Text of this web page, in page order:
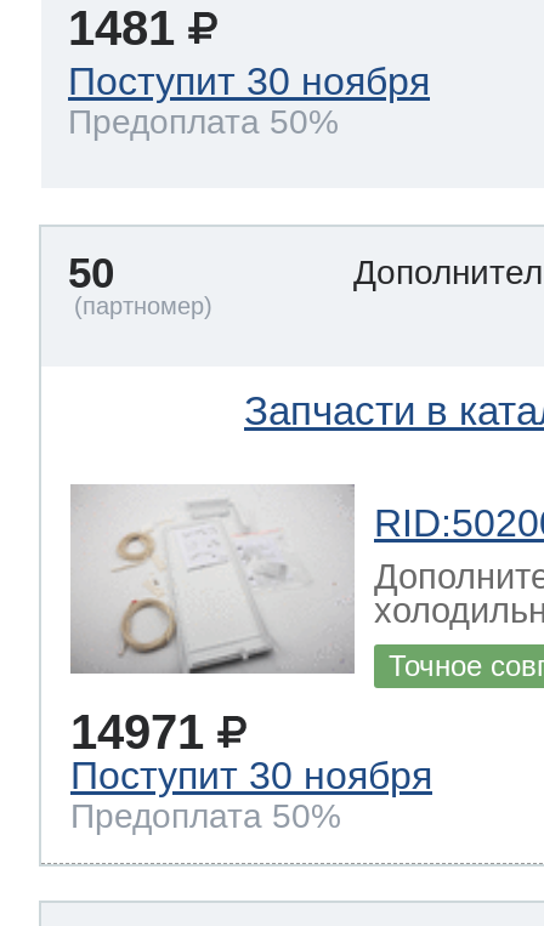
1481
Поступит 30 ноября
Предоплата 50%
50
Запчасти в
Точное
14971
Поступит 30 ноября
Предоплата 50%